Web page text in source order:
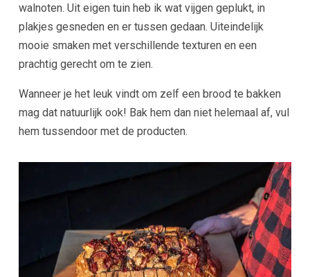
walnoten. Uit eigen tuin heb ik wat vijgen geplukt, in
plakjes gesneden en er tussen gedaan. Uiteindelijk
mooie smaken met verschillende texturen en een
prachtig gerecht om te zien.
Wanneer je het leuk vindt om zelf een brood te bakken
mag dat natuurlijk ook! Bak hem dan niet helemaal af, vul
hem tussendoor met de producten.